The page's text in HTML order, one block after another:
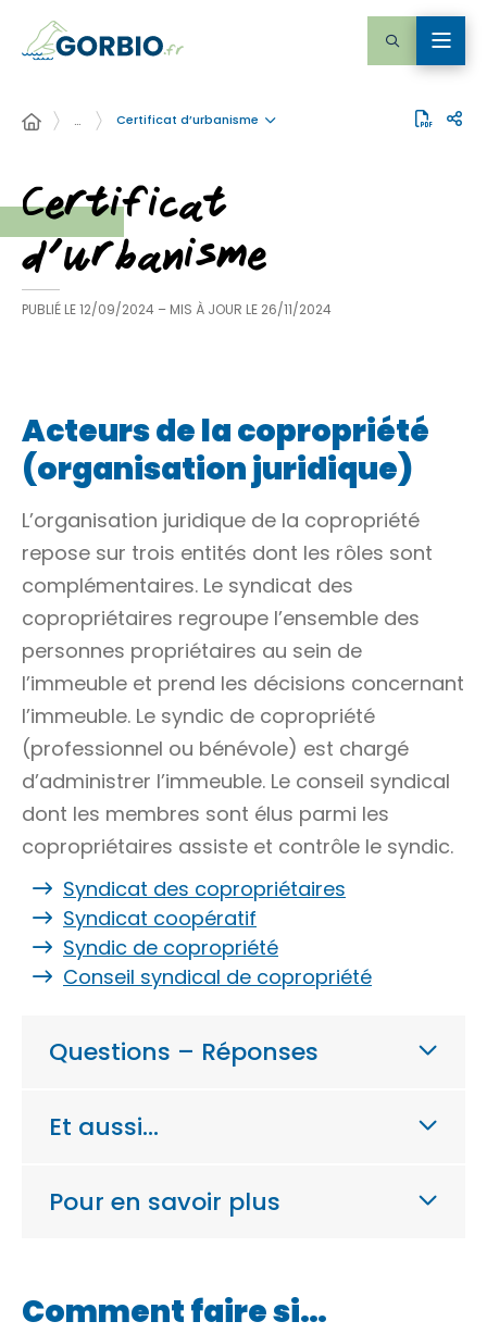
… Certificat d’urbanisme
Certificat
d’urbanisme
PUBLIÉ LE12/09/2024 – MIS À JOUR LE 26/11/2024
Acteurs de la copropriété
(organisation juridique)
L’organisation juridique de la copropriété
repose sur trois entités dont les rôles sont
complémentaires. Le syndicat des
copropriétaires regroupe l’ensemble des
personnes propriétaires au sein de
l’immeuble et prend les décisions concernant
l’immeuble. Le syndic de copropriété
(professionnel ou bénévole) est chargé
d’administrer l’immeuble. Le conseil syndical
dont les membres sont élus parmi les
copropriétaires assiste et contrôle le syndic.
Syndicat des copropriétaires
Syndicat coopératif
Syndic de copropriété
Conseil syndical de copropriété
Questions – Réponses
Et aussi…
Pour en savoir plus
Comment faire si…